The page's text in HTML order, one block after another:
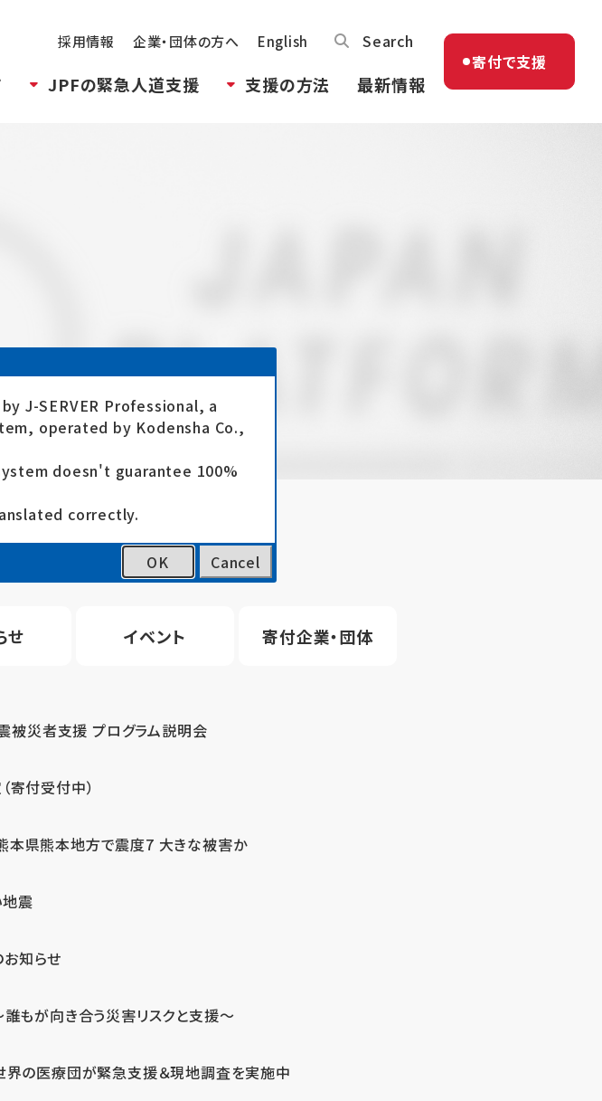
採用情報 企業・団体の方へ English Search
JPFの緊急人道支援 支援の方法 最新情報
寄付で支援
せ イベント 寄付企業・団体
被災者支援 プログラム説明会
寄付受付中）
本県熊本地方で震度7 大きな被害か
地震
知らせ
誰もが向き合う災害リスクと支援～
界の医療団が緊急支援＆現地調査を実施中
J-SERVER Professional, a
operated by Kodensha Co.,
doesn't guarantee 100%
correctly.
OK Cancel